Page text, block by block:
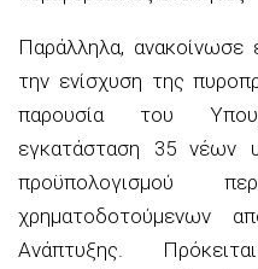
Παράλληλα, ανακοίνωσε
την ενίσχυση της
παρουσία του
εγκατάσταση 35 νέων
προϋπολογισμού
χρηματοδοτούμενων
Ανάπτυξης.